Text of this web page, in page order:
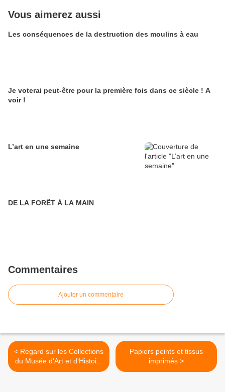
Vous aimerez aussi
Les conséquences de la destruction des moulins à eau
Je voterai peut-être pour la première fois dans ce siècle ! A
voir !
L’art en une semaine
DE LA FORÊT À LA MAIN
Commentaires
Ajouter un commentaire
< Regard sur les Collections
du Musée d'Art et d'Histoire
Louis Senlecq de L'Isle-
Papiers peints et tissus
imprimés >